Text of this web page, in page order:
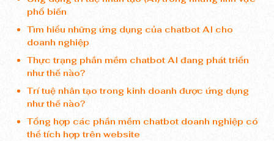
phổ biến
Tìm hiểu những ứng dụng của chatbot AI cho
doanh nghiệp
Thực trạng phần mềm chatbot AI đang phát triển
như thế nào?
Trí tuệ nhân tạo trong kinh doanh được ứng dụng
như thế nào?
Tổng hợp các phần mềm chatbot doanh nghiệp có
thể tích hợp trên website